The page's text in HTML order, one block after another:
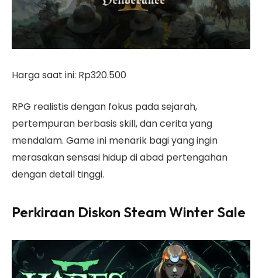
Harga saat ini: Rp320.500
RPG realistis dengan fokus pada sejarah,
pertempuran berbasis skill, dan cerita yang
mendalam. Game ini menarik bagi yang ingin
merasakan sensasi hidup di abad pertengahan
dengan detail tinggi.
Perkiraan Diskon Steam Winter Sale